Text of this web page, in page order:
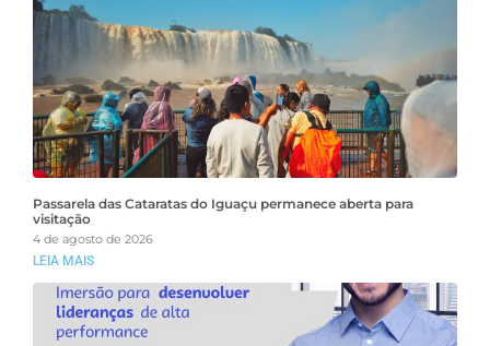
Passarela das Cataratas do Iguaçu permanece aberta para
visitação
4 de agosto de 2026
LEIA MAIS